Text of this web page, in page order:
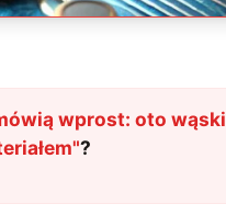
wprost: oto
"?